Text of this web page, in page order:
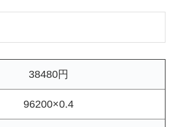
38480円
96200×0.4